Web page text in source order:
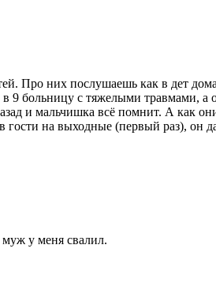
Про них послушаешь как в дет
9 больницу с тяжелыми травмами,
и мальчишка всё помнит. А как
на выходные (первый раз), он
у меня свалил.